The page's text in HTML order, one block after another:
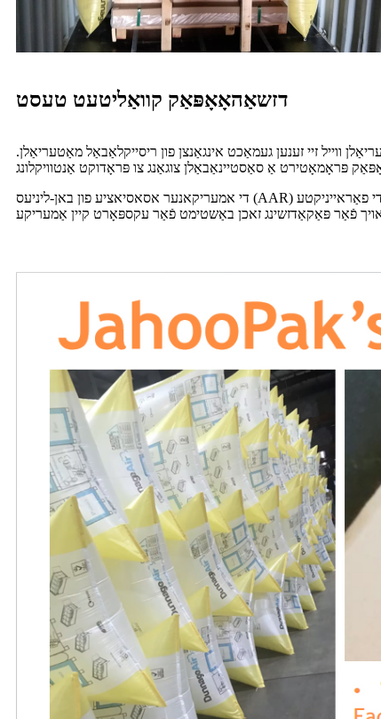
דזשאַהאָאָפּאַק קוואַליטעט טעסט
ווייל זיי זענען געמאַכט אינגאַנצן פון ריסייקלאַבאַל מאַטעריאַלן.
די אמעריקאנער אסאסיאציע פון ​​באן-ליניעס (AAR) האט סערטיפיצירט די דזשאַהאָאָפּאַק פּראָדוקט ליניע, וואָס מיינט אַז דזשאַהאָאָפּאַק'ס פּראָדוקטן קענען גענוצט ווערן פֿאַר באן טראַנספּאָרט אין די פאַראייניקטע